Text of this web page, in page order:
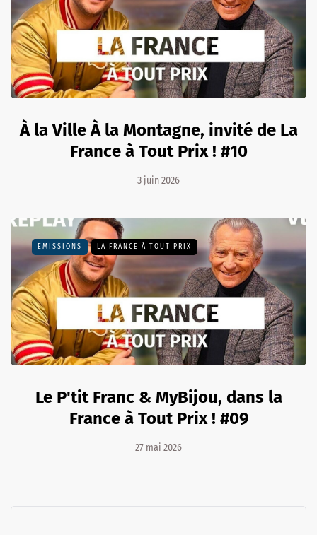
À la Ville À la Montagne, invité de La
France à Tout Prix ! #10
3 juin 2026
EMISSIONS LA FRANCE À TOUT PRIX
Le P'tit Franc & MyBijou, dans la
France à Tout Prix ! #09
27 mai 2026